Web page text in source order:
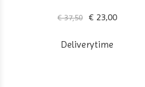
€ 37,50 € 23,00
Deliverytime